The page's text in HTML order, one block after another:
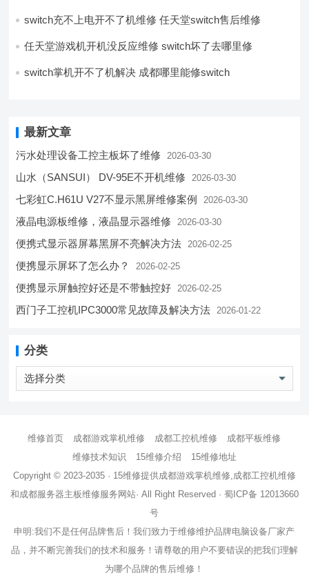
switch充不上电开不了机维修 任天堂switch售后维修
任天堂游戏机开机没反应维修 switch坏了去哪里修
switch掌机开不了机解决 成都哪里能修switch
最新文章
污水处理设备工控主板坏了维修 2026-03-30
山水（SANSUI） DV-95E不开机维修 2026-03-30
七彩虹C.H61U V27不显示黑屏维修案例 2026-03-30
液晶电源板维修，液晶显示器维修 2026-03-30
便携式显示器屏幕黑屏不亮解决方法 2026-02-25
便携显示屏坏了怎么办？ 2026-02-25
便携显示屏触控好还是不带触控好 2026-02-25
西门子工控机IPC3000常见故障及解决方法 2026-01-22
分类
分
类
维修首页 成都游戏掌机维修 成都工控机维修
成都平板维修
维修技术知识
15维修介绍
15维修地址
Copyright © 2023-2035 · 15维修提供成都游戏掌机维修,成都工控机维修
和成都服务器主板维修服务网站· All Right Reserved · 蜀ICP备 12013660
号
申明:我们不是任何品牌售后！我们致力于维修维护品牌电脑设备厂家产
品，并不断完善我们的技术和服务！请尊敬的用户不要错误的把我们理解
为哪个品牌的售后维修！